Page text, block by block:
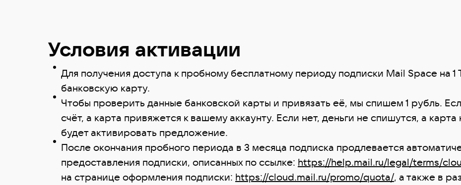
Условия активации
Для получения доступа к пробному бесплатному периоду подписки Mail Space на
банковскую карту.
Чтобы проверить данные банковской карты и привязать её, мы спишем 1 рубль.
счёт, а карта привяжется к вашему аккаунту. Если нет, деньги не спишутся, а
будет активировать предложение.
После окончания пробного периода в 3 месяца подписка продлевается
предоставления подписки, описанных по ссылке: https://help.mail.ru/legal/terms/
на странице оформления подписки: https://cloud.mail.ru/promo/quota/, а также в